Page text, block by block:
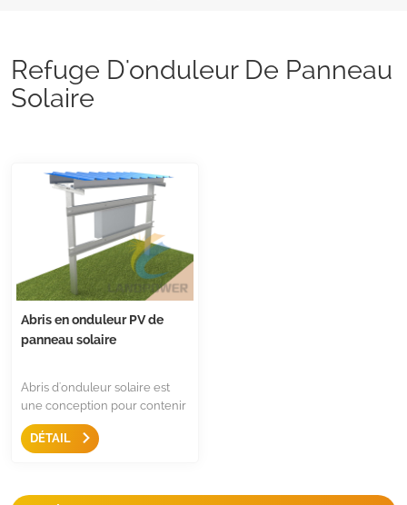
Refuge D'onduleur De Panneau
Solaire
Abris en onduleur PV de
panneau solaire
Abris d'onduleur solaire est
une conception pour contenir
des onduleurs résidentiels et
commerciaux. Il offrira une
l'onduleur à la fois pour
DÉTAIL